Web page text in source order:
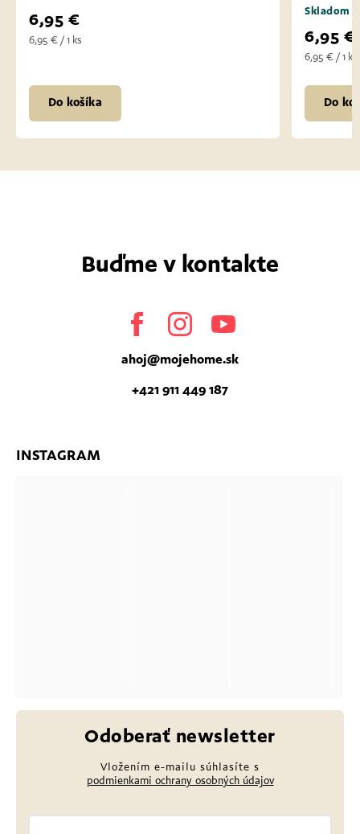
Buďme v kontakte
Facebook Instagram
ahoj@mojehome.sk
+421 911 449 187
INSTAGRAM
Odoberať newsletter
Vložením e-mailu súhlasíte s
podmienkami ochrany osobných údajov